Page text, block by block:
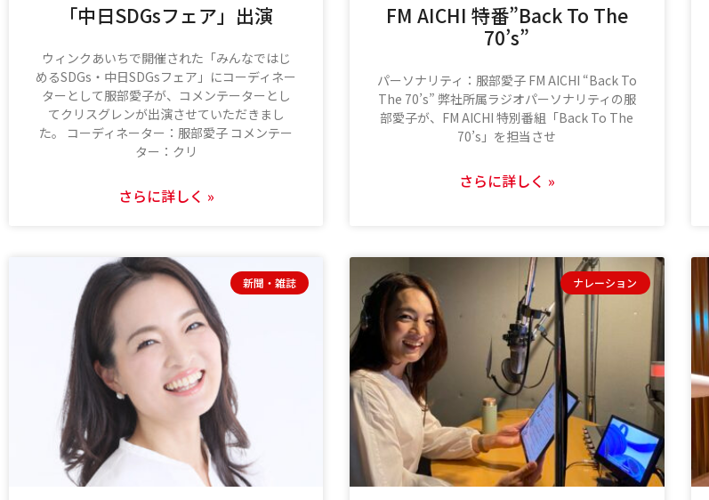
「中日SDGsフェア」出演
ウィンクあいちで開催された「みんなではじ
めるSDGs・中日SDGsフェア」にコーディネー
ターとして服部愛子が、コメンテーターとし
てクリスグレンが出演させていただきまし
た。 コーディネーター：服部愛子 コメンテー
ター：クリ
さらに詳しく »
FM AICHI 特番”Back To The
70’s”
パーソナリティ：服部愛子 FM AICHI “Back To
The 70’s” 弊社所属ラジオパーソナリティの服
部愛子が、FM AICHI 特別番組「Back To The
70’s」を担当させ
さらに詳しく »
新聞・雑誌 ナレーション